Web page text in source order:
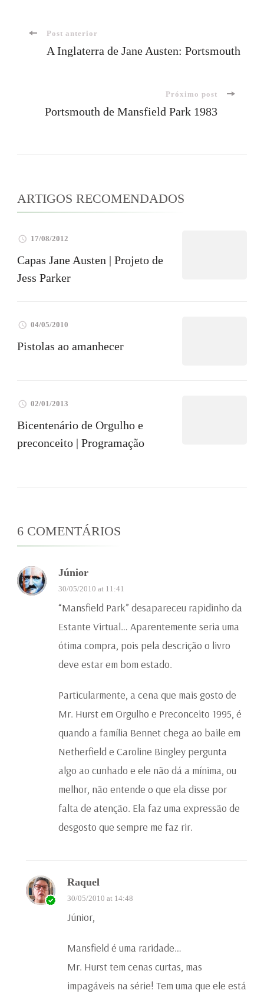
Navegação
post
Post anterior
A Inglaterra de Jane Austen: Portsmouth
Próximo post
Portsmouth de Mansfield Park 1983
ARTIGOS RECOMENDADOS
17/08/2012
Capas Jane Austen | Projeto de
Jess Parker
04/05/2010
Pistolas ao amanhecer
02/01/2013
Bicentenário de Orgulho e
preconceito | Programação
6 COMENTÁRIOS
Júnior
30/05/2010 at 11:41
“Mansfield Park” desapareceu rapidinho da
Estante Virtual… Aparentemente seria uma
ótima compra, pois pela descrição o livro
deve estar em bom estado.
Particularmente, a cena que mais gosto de
Mr. Hurst em Orgulho e Preconceito 1995, é
quando a família Bennet chega ao baile em
Netherfield e Caroline Bingley pergunta
algo ao cunhado e ele não dá a mínima, ou
melhor, não entende o que ela disse por
falta de atenção. Ela faz uma expressão de
desgosto que sempre me faz rir.
Raquel
30/05/2010 at 14:48
Júnior,
Mansfield é uma raridade…
Mr. Hurst tem cenas curtas, mas
impagáveis na série! Tem uma que ele está